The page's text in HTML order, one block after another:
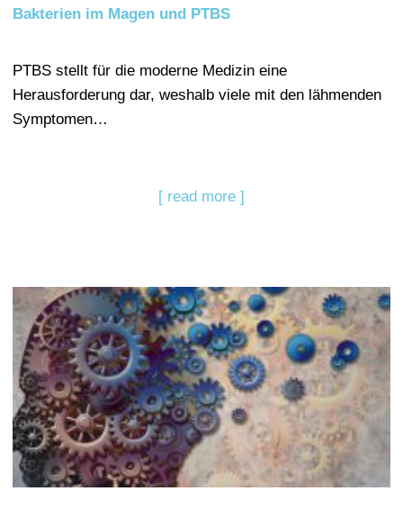
Bakterien im Magen und PTBS
PTBS stellt für die moderne Medizin eine
Herausforderung dar, weshalb viele mit den lähmenden
Symptomen…
[ read more ]